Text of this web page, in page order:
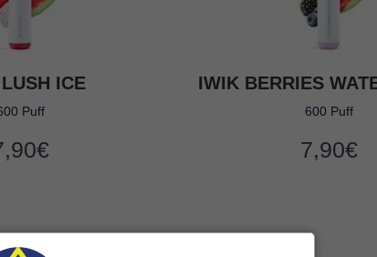
ICE
Puff
€
IWIK BERRIES
600 Puff
7,90€